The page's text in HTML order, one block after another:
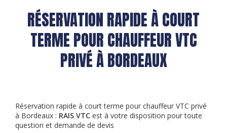
RÉSERVATION RAPIDE À COURT
TERME POUR CHAUFFEUR VTC
PRIVÉ À BORDEAUX
Réservation rapide à court terme pour chauffeur VTC privé
à Bordeaux : RAIS VTC est à votre disposition pour toute
question et demande de devis